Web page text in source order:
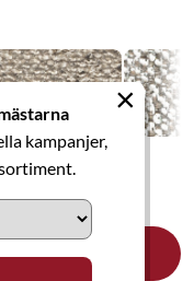
kampanjer,
×